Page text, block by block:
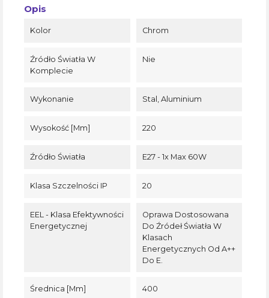
Opis
Kolor Chrom
Źródło Światła W
Komplecie
Nie
Wykonanie Stal, Aluminium
Wysokość [mm] 220
Źródło Światła E27 - 1x Max 60W
Klasa Szczelności IP 20
EEL - Klasa Efektywności
Energetycznej
Oprawa Dostosowana
Do Źródeł Światła W
Klasach
Energetycznych Od A++
Do E.
Średnica [mm] 400